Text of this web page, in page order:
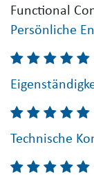
Functional
Persönliche
Technische